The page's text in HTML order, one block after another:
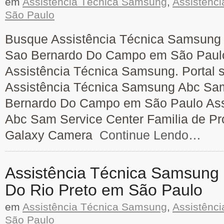
São Paulo
Busque Assistência Técnica
Sao Bernardo Do Campo em São
Assistência Técnica Samsung. Portal
Assistência Técnica Samsung Abc
Bernardo Do Campo em São Paulo
Abc Sam Service Center Familia de
Galaxy Camera Continue Lendo…
Assistência Técnica
Do Rio Preto em São Paulo
em Assistência Técnica Samsung,
São Paulo